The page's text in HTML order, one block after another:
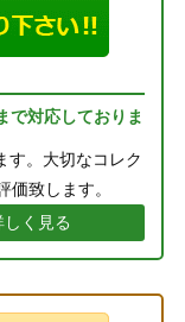
で対応しておりま
す。大切なコレク
致します。
く見る